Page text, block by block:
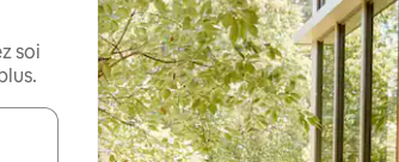
soi
en utilisant les flèches vers le haut et vers le